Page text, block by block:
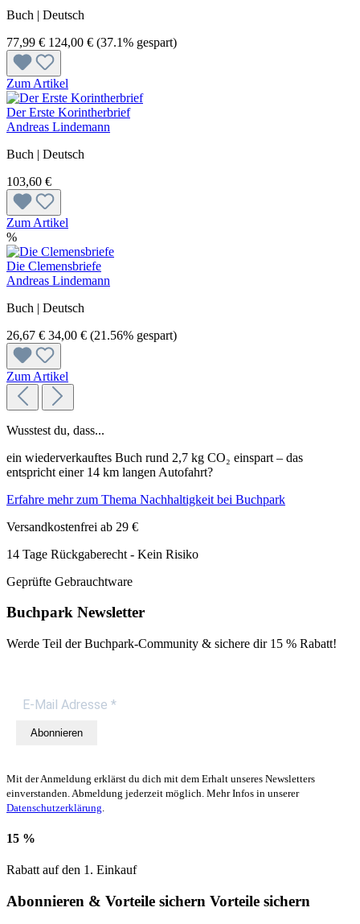
Buch | Deutsch
77,99 € 124,00 € (37.1% gespart)
Zum Artikel
Der Erste Korintherbrief
Andreas Lindemann
Buch | Deutsch
103,60 €
Zum Artikel
%
Die Clemensbriefe
Andreas Lindemann
Buch | Deutsch
26,67 € 34,00 € (21.56% gespart)
Zum Artikel
Wusstest du, dass...
ein wiederverkauftes Buch rund 2,7 kg CO₂ einspart – das
entspricht einer 14 km langen Autofahrt?
Erfahre mehr zum Thema Nachhaltigkeit bei Buchpark
Versandkostenfrei ab 29 €
14 Tage Rückgaberecht - Kein Risiko
Geprüfte Gebrauchtware
Buchpark Newsletter
Werde Teil der Buchpark-Community & sichere dir 15 % Rabatt!
Abonnieren
Mit der Anmeldung erklärst du dich mit dem Erhalt unseres Newsletters
einverstanden. Abmeldung jederzeit möglich. Mehr Infos in unserer
Datenschutzerklärung
15 %
Rabatt auf den 1. Einkauf
Abonnieren & Vorteile sichern Vorteile sichern